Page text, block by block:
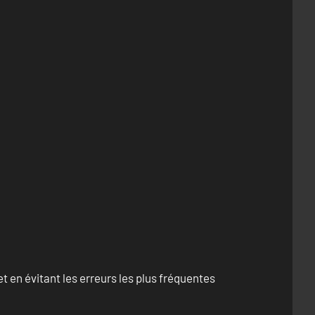
en évitant les erreurs les plus fréquentes